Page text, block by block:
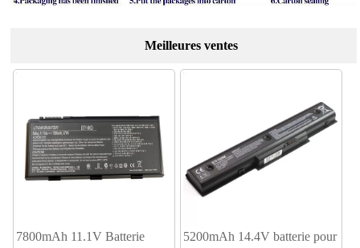
Meilleures ventes
7800mAh 11.1V Batterie
5200mAh 14.4V batterie pour